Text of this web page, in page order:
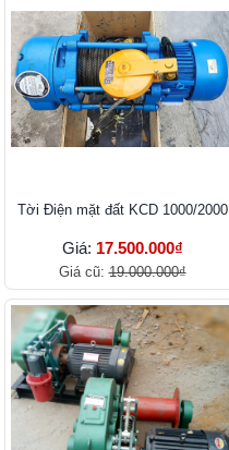
Tời Điện mặt đất KCD 1000/2000
Giá: 17.500.000₫
Giá cũ:19.000.000₫